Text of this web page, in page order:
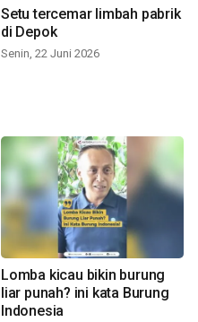
Setu tercemar limbah pabrik
di Depok
Senin, 22 Juni 2026
Lomba kicau bikin burung
liar punah? ini kata Burung
Indonesia